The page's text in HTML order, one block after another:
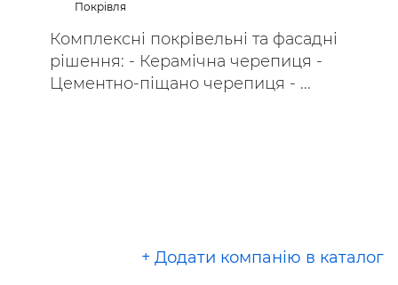
Покрівля
Комплексні покрівельні та фасадні
рішення: - Керамічна черепиця -
Цементно-піщано черепиця - ...
+ Додати компанію в каталог